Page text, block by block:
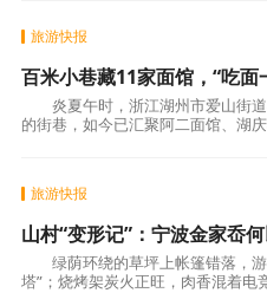
旅游快报
百米小巷藏11家面馆，“吃
炎夏午时，浙江湖州市爱山街道
的街巷，如今已汇聚阿二面馆、湖
旅游快报
山村“变形记”：宁波金家岙
绿荫环绕的草坪上帐篷错落，游
塔”；烧烤架炭火正旺，肉香混着